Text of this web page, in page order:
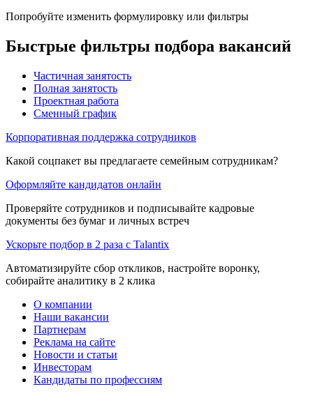
Попробуйте изменить формулировку или фильтры
Быстрые фильтры подбора вакансий
Частичная занятость
Полная занятость
Проектная работа
Сменный график
Корпоративная поддержка сотрудников
Какой соцпакет вы предлагаете семейным сотрудникам?
Оформляйте кандидатов онлайн
Проверяйте сотрудников и подписывайте кадровые
документы без бумаг и личных встреч
Ускорьте подбор в 2 раза с Talantix
Автоматизируйте сбор откликов, настройте воронку,
собирайте аналитику в 2 клика
О компании
Наши вакансии
Партнерам
Реклама на сайте
Новости и статьи
Инвесторам
Кандидаты по профессиям